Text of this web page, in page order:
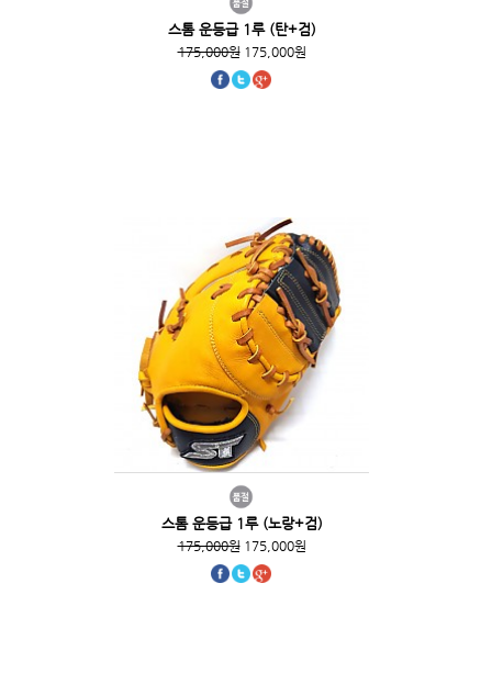
스톰 운등급 1루 (탄+검)
175,000원175,000원
스톰 운등급 1루 (노랑+검)
175,000원175,000원